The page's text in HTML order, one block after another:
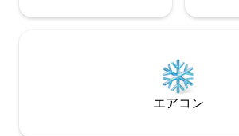
エアコン